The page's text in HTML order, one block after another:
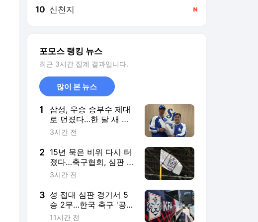
10 신천지
포모스 랭킹 뉴스
최근 3시간 집계 결과입니다.
많이 본 뉴스
1
삼성, 우승 승부수 제대
로 던졌다…한 달 새 외
인 투수 3명 갈아끼운
3시간 전
2 15년 묵은 비위 다시 터
졌다…축구협회, 심판 성
접대부터 2억원대 공금
3시간 전
3 성 접대 심판 경기서 5
승 2무…한국 축구 '공정
성 논란' 후폭풍 커진다
11시간 전